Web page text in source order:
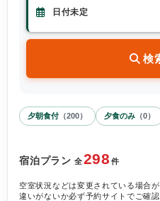
検
夕朝食付 （200） 夕食のみ （0）
宿泊プラン 全298 件
空室状況などは変更されている場合
違いがないか必ず予約サイトでご確認